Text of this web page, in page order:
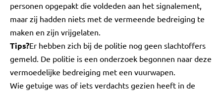
personen opgepakt die voldeden aan het signalement,
maar zij hadden niets met de vermeende bedreiging te
maken en zijn vrijgelaten.
Tips?Er hebben zich bij de politie nog geen slachtoffers
gemeld. De politie is een onderzoek begonnen naar deze
vermoedelijke bedreiging met een vuurwapen.
Wie getuige was of iets verdachts gezien heeft in de